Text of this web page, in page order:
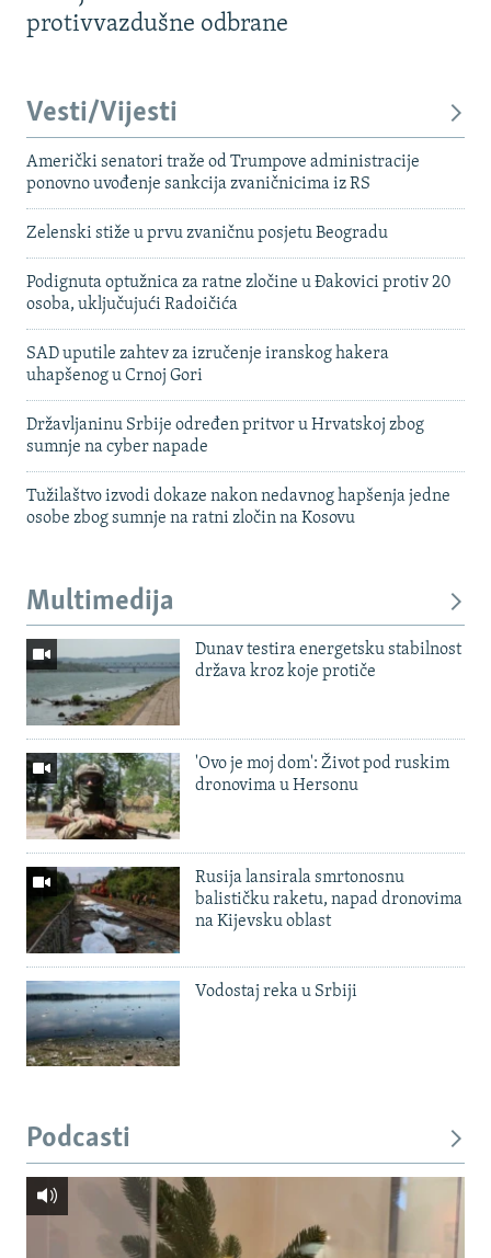
protivvazdušne odbrane
Vesti/Vijesti
Američki senatori traže od Trumpove administracije
ponovno uvođenje sankcija zvaničnicima iz RS
Zelenski stiže u prvu zvaničnu posjetu Beogradu
Podignuta optužnica za ratne zločine u Đakovici protiv 20
osoba, uključujući Radoičića
SAD uputile zahtev za izručenje iranskog hakera
uhapšenog u Crnoj Gori
Državljaninu Srbije određen pritvor u Hrvatskoj zbog
sumnje na cyber napade
Tužilaštvo izvodi dokaze nakon nedavnog hapšenja jedne
osobe zbog sumnje na ratni zločin na Kosovu
Multimedija
Dunav testira energetsku stabilnost
država kroz koje protiče
'Ovo je moj dom': Život pod ruskim
dronovima u Hersonu
Rusija lansirala smrtonosnu
balističku raketu, napad dronovima
na Kijevsku oblast
Vodostaj reka u Srbiji
Podcasti